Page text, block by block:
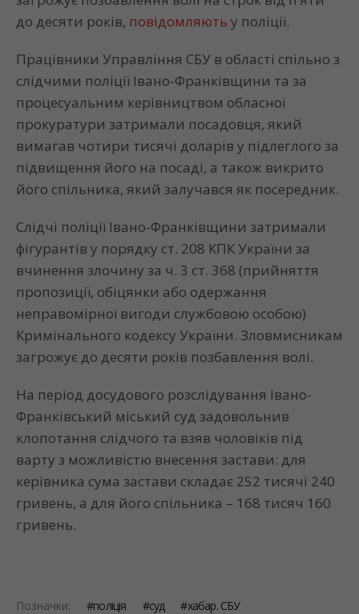
до десяти років, повідомляють у поліції.
Працівники Управління СБУ в області спільно з
слідчими поліції Івано-Франківщини та за
процесуальним керівництвом обласної
прокуратури затримали посадовця, який
вимагав чотири тисячі доларів у підлеглого за
підвищення його на посаді, а також викрито
його спільника, який залучався як посередник.
Слідчі поліції Івано-Франківщини затримали
фігурантів у порядку ст. 208 КПК України за
вчинення злочину за ч. 3 ст. 368 (прийняття
пропозиції, обіцянки або одержання
неправомірної вигоди службовою особою)
Кримінального кодексу України. Зловмисникам
загрожує до десяти років позбавлення волі.
На період досудового розслідування Івано-
Франківський міський суд задовольнив
клопотання слідчого та взяв чоловіків під
варту з можливістю внесення застави: для
керівника сума застави складає 252 тисячі 240
гривень, а для його спільника – 168 тисяч 160
гривень.
Позначки: поліція суд хабар. СБУ